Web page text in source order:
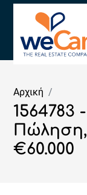
Αρχική
Πώληση,
€60.000